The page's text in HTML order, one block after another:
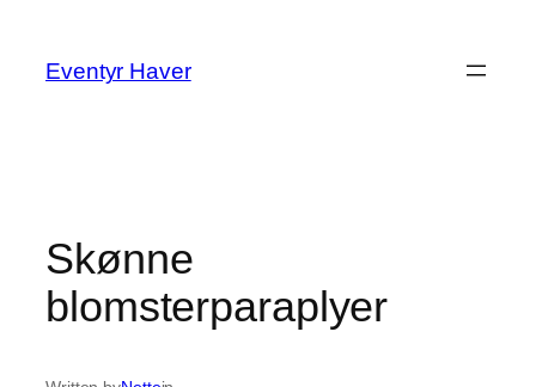
indhold
Eventyr Haver
Skønne
blomsterparaplyer